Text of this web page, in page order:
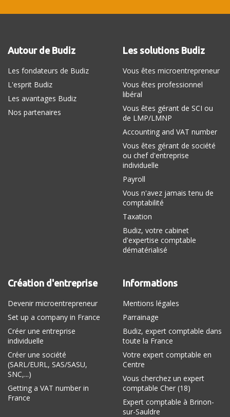
Autour de Budiz
Les fondateurs de Budiz
L'esprit Budiz
Les avantages Budiz
Nos partenaires
Les solutions Budiz
Vous êtes microentrepreneur
Vous êtes professionnel
libéral
Vous êtes gérant de SCI ou
de LMP/LMNP
Accounting and VAT number
Vous êtes gérant de société
ou chef d'entreprise
individuelle
Payroll
Vous n'avez jamais tenu de
comptabilité
Taxation
Budiz, votre cabinet
d'expertise comptable
dématérialisé
Création d'entreprise
Devenir microentrepreneur
Set up a company in France
Créer une entreprise
individuelle
Créer une société
(SARL/EURL, SAS/SASU,
SNC,...)
Getting a VAT number in
France
Informations
Mentions légales
Parrainage
Budiz, expert comptable dans
toute la France
Votre expert comptable en
Centre
Vous cherchez un expert
comptable Cher (18)
Expert comptable à Brinon-
sur-Sauldre